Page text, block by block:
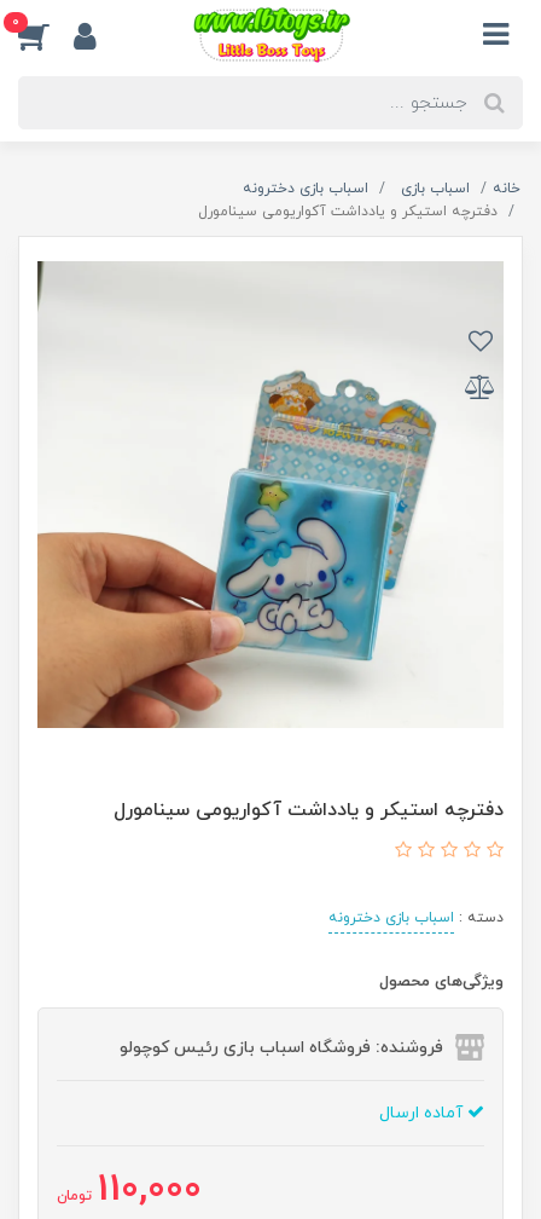
0
خانه اسباب بازی
اسباب بازی دخترونه
دفترچه استیکر و یادداشت آکواریومی سینامورل
دفترچه استیکر و یادداشت آکواریومی سینامورل
دسته : اسباب بازی دخترونه
ویژگی‌های محصول
فروشنده: فروشگاه اسباب بازی رئیس کوچولو
آماده ارسال
110,000 تومان